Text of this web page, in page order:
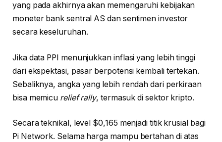
yang pada akhirnya akan memengaruhi kebijakan
moneter bank sentral AS dan sentimen investor
secara keseluruhan.
Jika data PPI menunjukkan inflasi yang lebih tinggi
dari ekspektasi, pasar berpotensi kembali tertekan.
Sebaliknya, angka yang lebih rendah dari perkiraan
bisa memicu relief rally, termasuk di sektor kripto.
Secara teknikal, level $0,165 menjadi titik krusial bagi
Pi Network. Selama harga mampu bertahan di atas